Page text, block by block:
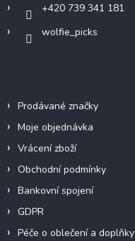
+420 739 341 181
wolfie_picks
Prodávané značky
Moje objednávka
Vrácení zboží
Obchodní podmínky
Bankovní spojení
GDPR
Péče o oblečení a doplňky